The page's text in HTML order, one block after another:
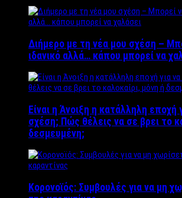
Διήμερο με τη νέα μου σχέση –
ιδανικό αλλά… κάπου μπορεί να
Είναι η Άνοιξη η κατάλληλη εποχή
σχέση; Πώς θέλεις να σε βρει το
δεσμευμένη;
Κορονοϊός: Συμβουλές για να μη